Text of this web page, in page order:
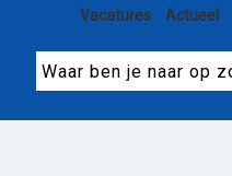
Vacatures Actueel